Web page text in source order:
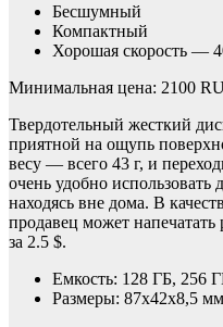
Бесшумный
Компактный
Хорошая скорость —
Минимальная цена: 2100
Твердотельный жесткий
приятной на ощупь
весу — всего 43 г, и
очень удобно
находясь вне дома. В
продавец может
за 2.5 $.
Емкость: 128 ГБ, 256
Размеры: 87x42x8,5 мм